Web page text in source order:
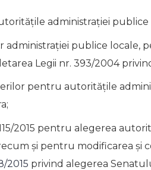
administrației
publice locale,
Legii nr. 393/2004
pentru autoritățile
2015 pentru alegerea
şi pentru modificarea
2015 privind alegerea